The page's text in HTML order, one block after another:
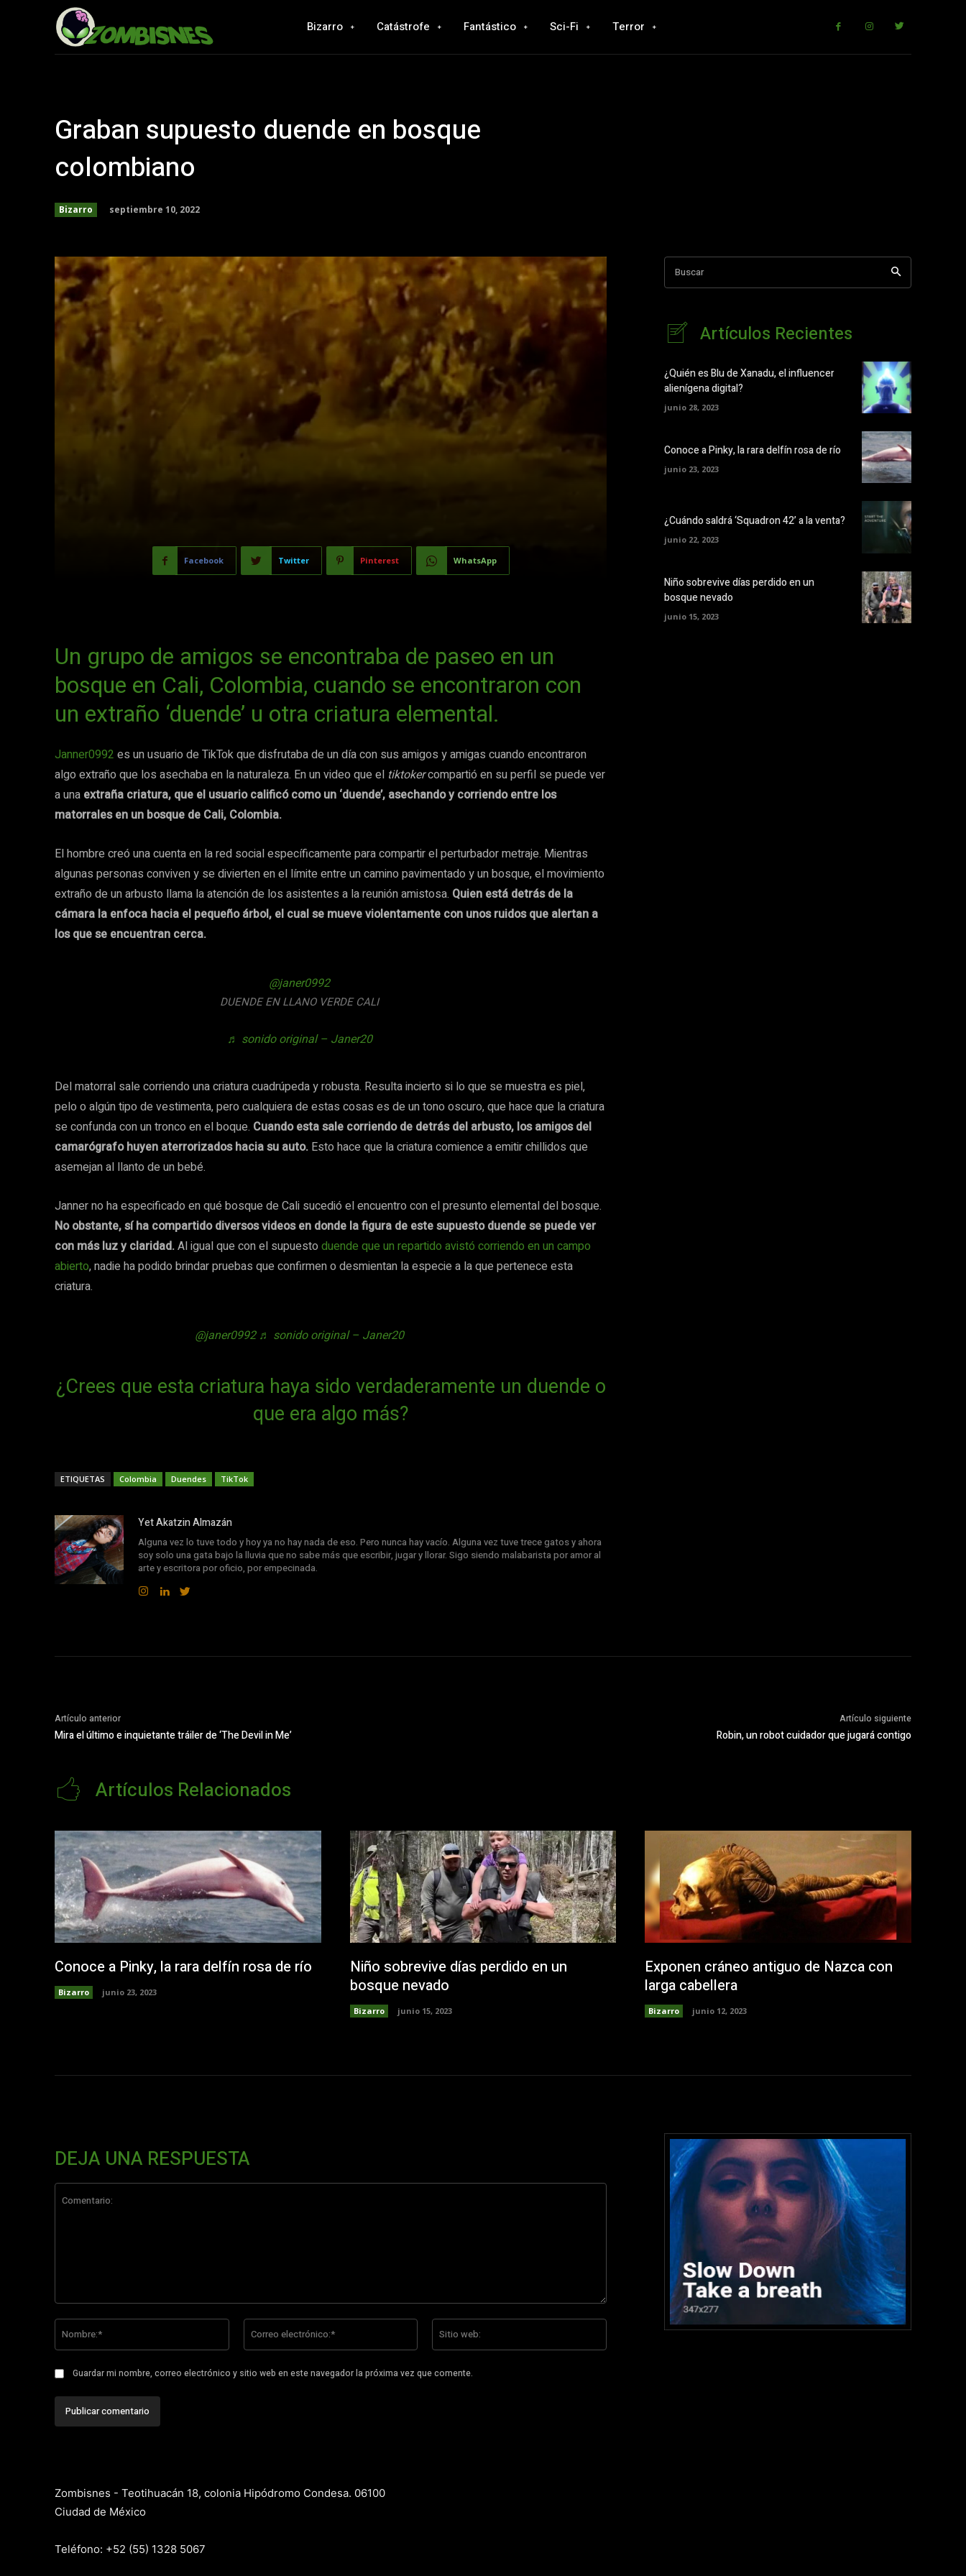
Bizarro Catástrofe Fantástico Sci-Fi Terror
Graban supuesto duende en bosque
colombiano
Bizarro septiembre 10, 2022
Facebook Twitter Pinterest WhatsApp
Un grupo de amigos se encontraba de paseo en un
bosque en Cali, Colombia, cuando se encontraron con
un extraño ‘duende’ u otra criatura elemental.
Janner0992 es un usuario de TikTok que disfrutaba de un día con sus amigos y amigas cuando encontraron
algo extraño que los asechaba en la naturaleza. En un video que el tiktokercompartió en su perfil se puede ver
a una extraña criatura, que el usuario calificó como un ‘duende’, asechando y corriendo entre los
matorrales en un bosque de Cali, Colombia.
El hombre creó una cuenta en la red social específicamente para compartir el perturbador metraje. Mientras
algunas personas conviven y se divierten en el límite entre un camino pavimentado y un bosque, el movimiento
extraño de un arbusto llama la atención de los asistentes a la reunión amistosa. Quien está detrás de la
cámara la enfoca hacia el pequeño árbol, el cual se mueve violentamente con unos ruidos que alertan a
los que se encuentran cerca.
@janer0992
DUENDE EN LLANO VERDE CALI
♬ sonido original – Janer20
Del matorral sale corriendo una criatura cuadrúpeda y robusta. Resulta incierto si lo que se muestra es piel,
pelo o algún tipo de vestimenta, pero cualquiera de estas cosas es de un tono oscuro, que hace que la criatura
se confunda con un tronco en el boque. Cuando esta sale corriendo de detrás del arbusto, los amigos del
camarógrafo huyen aterrorizados hacia su auto. Esto hace que la criatura comience a emitir chillidos que
asemejan al llanto de un bebé.
Janner no ha especificado en qué bosque de Cali sucedió el encuentro con el presunto elemental del bosque.
No obstante, sí ha compartido diversos videos en donde la figura de este supuesto duende se puede ver
con más luz y claridad.Al igual que con el supuesto duende que un repartido avistó corriendo en un campo
abierto, nadie ha podido brindar pruebas que confirmen o desmientan la especie a la que pertenece esta
criatura.
@janer0992 ♬ sonido original – Janer20
¿Crees que esta criatura haya sido verdaderamente un duende o
que era algo más?
ETIQUETAS Colombia Duendes TikTok
Yet Akatzin Almazán
Alguna vez lo tuve todo y hoy ya no hay nada de eso. Pero nunca hay vacío. Alguna vez tuve trece gatos y ahora
soy solo una gata bajo la lluvia que no sabe más que escribir, jugar y llorar. Sigo siendo malabarista por amor al
arte y escritora por oficio, por empecinada.
Buscar
Artículos Recientes
¿Quién es Blu de Xanadu, el influencer
alienígena digital?
junio 28, 2023
Conoce a Pinky, la rara delfín rosa de río
junio 23, 2023
¿Cuándo saldrá ‘Squadron 42’ a la venta?
junio 22, 2023
Niño sobrevive días perdido en un
bosque nevado
junio 15, 2023
Artículo anterior
Mira el último e inquietante tráiler de ‘The Devil in Me’
Artículo siguiente
Robin, un robot cuidador que jugará contigo
Artículos Relacionados
Conoce a Pinky, la rara delfín rosa de río
Bizarro junio 23, 2023
Niño sobrevive días perdido en un
bosque nevado
Bizarro junio 15, 2023
Exponen cráneo antiguo de Nazca con
larga cabellera
Bizarro junio 12, 2023
DEJA UNA RESPUESTA
electrónico:*
Guardar mi nombre, correo electrónico y sitio web en este navegador la próxima vez que comente.
Zombisnes - Teotihuacán 18, colonia Hipódromo Condesa. 06100
Ciudad de México
Teléfono: +52 (55) 1328 5067